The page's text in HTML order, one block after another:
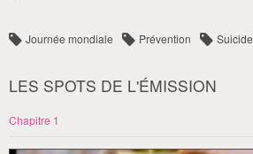
Journée mondiale Prévention Suicide
LES SPOTS DE L'ÉMISSION
Chapitre 1